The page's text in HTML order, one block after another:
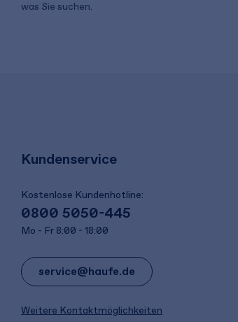
was Sie suchen.
Kundenservice
Kostenlose Kundenhotline:
0800 5050-445
Mo - Fr 8:00 - 18:00
service@haufe.de
Weitere Kontaktmöglichkeiten